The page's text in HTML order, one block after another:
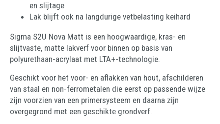
en slijtage
Lak blijft ook na langdurige vetbelasting keihard
Sigma S2U Nova Matt is een hoogwaardige, kras- en
slijtvaste, matte lakverf voor binnen op basis van
polyurethaan-acrylaat met LTA+-technologie.
Geschikt voor het voor- en aflakken van hout, afschilderen
van staal en non-ferrometalen die eerst op passende wijze
zijn voorzien van een primersysteem en daarna zijn
overgegrond met een geschikte grondverf.